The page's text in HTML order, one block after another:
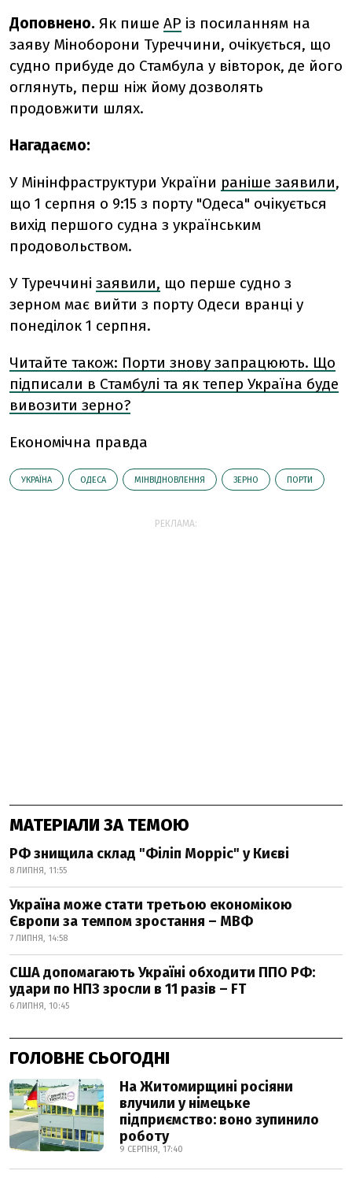
Доповнено. Як пише AP із посиланням на
заяву Міноборони Туреччини, очікується, що
судно прибуде до Стамбула у вівторок, де його
оглянуть, перш ніж йому дозволять
продовжити шлях.
Нагадаємо:
У Мінінфраструктури України раніше заявили,
що 1 серпня о 9:15 з порту "Одеса" очікується
вихід першого судна з українським
продовольством.
У Туреччині заявили, що перше судно з
зерном має вийти з порту Одеси вранці у
понеділок 1 серпня.
Читайте також: Порти знову запрацюють. Що
підписали в Стамбулі та як тепер Україна буде
вивозити зерно?
Економічна правда
УКРАЇНА ОДЕСА МІНВІДНОВЛЕННЯ ЗЕРНО ПОРТИ
РЕКЛАМА:
МАТЕРІАЛИ ЗА ТЕМОЮ
РФ знищила склад "Філіп Морріс" у Києві
8 ЛИПНЯ, 11:55
Україна може стати третьою економікою
Європи за темпом зростання – МВФ
7 ЛИПНЯ, 14:58
США допомагають Україні обходити ППО РФ:
удари по НПЗ зросли в 11 разів – FT
6 ЛИПНЯ, 10:45
ГОЛОВНЕ СЬОГОДНІ
На Житомирщині росіяни
влучили у німецьке
підприємство: воно зупинило
роботу
9 СЕРПНЯ, 17:40